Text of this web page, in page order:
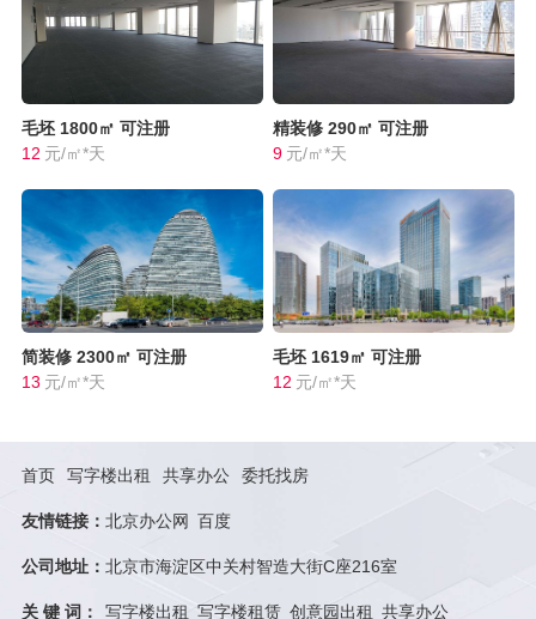
毛坯 1800㎡ 可注册
12 元/㎡*天
精装修 290㎡ 可注册
9 元/㎡*天
简装修 2300㎡ 可注册
13 元/㎡*天
毛坯 1619㎡ 可注册
12 元/㎡*天
首页 写字楼出租 共享办公 委托找房
友情链接： 北京办公网 百度
公司地址： 北京市海淀区中关村智造大街C座216室
关 键 词： 写字楼出租 写字楼租赁 创意园出租 共享办公